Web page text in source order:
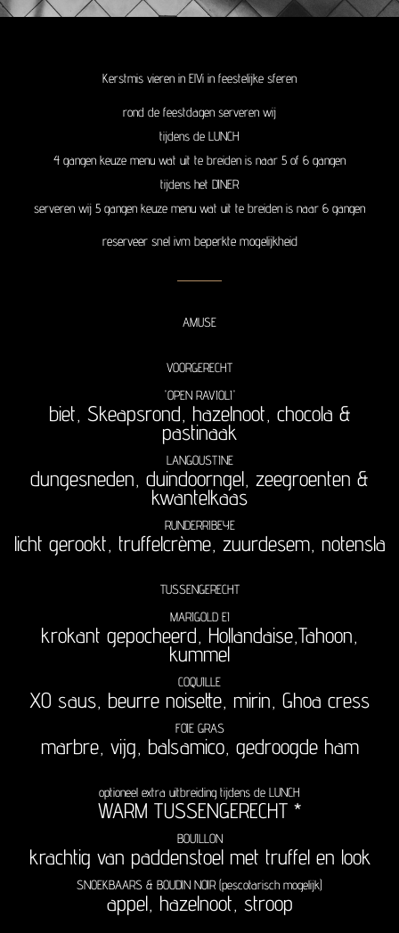
Kerstmis vieren in ElVi in feestelijke sferen
rond de feestdagen serveren wij
tijdens de LUNCH
4 gangen keuze menu wat uit te breiden is naar 5 of 6 gangen
tijdens het DINER
serveren wij 5 gangen keuze menu wat uit te breiden is naar 6 gangen
reserveer snel ivm beperkte mogelijkheid
AMUSE
VOORGERECHT
'OPEN RAVIOLI'
biet, Skeapsrond, hazelnoot, chocola &
pastinaak
LANGOUSTINE
dungesneden, duindoorngel, zeegroenten &
kwantelkaas
RUNDERRIBEYE
licht gerookt, truffelcrème, zuurdesem, notensla
TUSSENGERECHT
MARIGOLD EI
krokant gepocheerd, Hollandaise,Tahoon,
kummel
COQUILLE
XO saus, beurre noisette, mirin, Ghoa cress
FOIE GRAS
marbre, vijg, balsamico, gedroogde ham
optioneel extra uitbreiding tijdens de LUNCH
WARM TUSSENGERECHT *
BOUILLON
krachtig van paddenstoel met truffel en look
SNOEKBAARS & BOUDIN NOIR (pescotarisch mogelijk)
appel, hazelnoot, stroop